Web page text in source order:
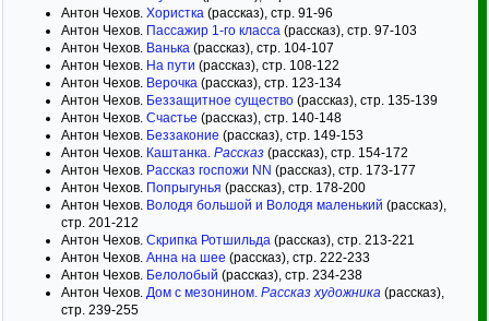
Антон Чехов. Хористка (рассказ), стр. 91-96
Антон Чехов. Пассажир 1-го класса (рассказ), стр. 97-103
Антон Чехов. Ванька (рассказ), стр. 104-107
Антон Чехов. На пути (рассказ), стр. 108-122
Антон Чехов. Верочка (рассказ), стр. 123-134
Антон Чехов. Беззащитное существо (рассказ), стр. 135-139
Антон Чехов. Счастье (рассказ), стр. 140-148
Антон Чехов. Беззаконие (рассказ), стр. 149-153
Антон Чехов. Каштанка. Рассказ (рассказ), стр. 154-172
Антон Чехов. Рассказ госпожи NN (рассказ), стр. 173-177
Антон Чехов. Попрыгунья (рассказ), стр. 178-200
Антон Чехов. Володя большой и Володя маленький (рассказ),
стр. 201-212
Антон Чехов. Скрипка Ротшильда (рассказ), стр. 213-221
Антон Чехов. Анна на шее (рассказ), стр. 222-233
Антон Чехов. Белолобый (рассказ), стр. 234-238
Антон Чехов. Дом с мезонином. Рассказ художника (рассказ),
стр. 239-255